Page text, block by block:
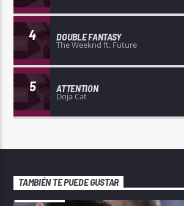
4 DOUBLE FANTASY
The Weeknd ft. Future
5 ATTENTION
Doja Cat
TAMBIÉN TE PUEDE GUSTAR